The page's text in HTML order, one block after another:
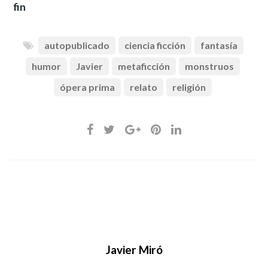
fin
autopublicado ciencia ficción
fantasía
humor
Javier metaficción
monstruos
ópera prima
relato religión
Javier Miró